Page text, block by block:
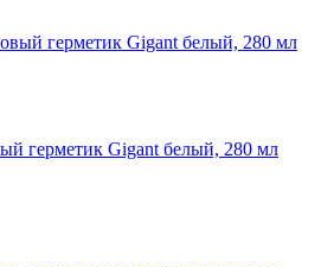
герметик Gigant белый, 280 мл